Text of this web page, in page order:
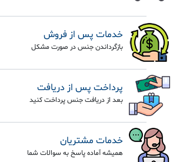
خدمات پس از فروش
بازگرداندن جنس در صورت مشکل
پرداخت پس از دریافت
بعد از دریافت جنس پرداخت کنید
خدمات مشتریان
همیشه آماده پاسخ به سوالات شما